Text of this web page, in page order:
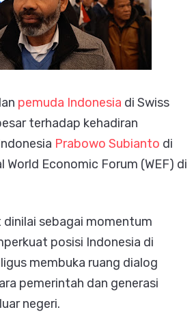
pemuda Indonesia di Swiss
terhadap kehadiran
Prabowo Subianto di
Economic Forum (WEF) di
dinilai sebagai momentum
posisi Indonesia di
membuka ruang dialog
pemerintah dan generasi
negeri.